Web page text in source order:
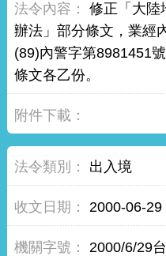
修正「大陸
辦法」部分條文，業經
(89)內警字第8981451
條文各乙份。
出入境
2000-06-29
2000/6/29